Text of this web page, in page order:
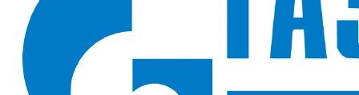
Плащ Ливень (тк. Нейлон с ПВХ), синий
— влагозащитный плащ
для работы в дождь на строительных и складских объектах. Ткань
на основе нейлона с ПВХ-покрытием (80% ПЭ, 20% нейлон)
держит классы защиты Ми (от истирания) и Вн, сертифицирована
по ГОСТ 12.4.288-2013. Надевается поверх обычной рабочей